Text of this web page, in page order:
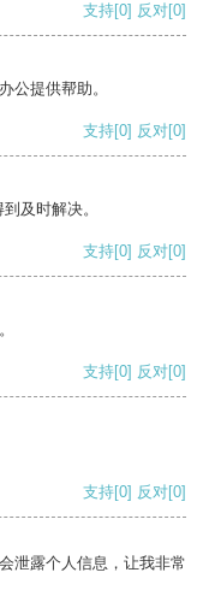
支持[0] 反对[0]
公提供帮助。
支持[0] 反对[0]
及时解决。
支持[0] 反对[0]
支持[0] 反对[0]
支持[0] 反对[0]
泄露个人信息，让我非常